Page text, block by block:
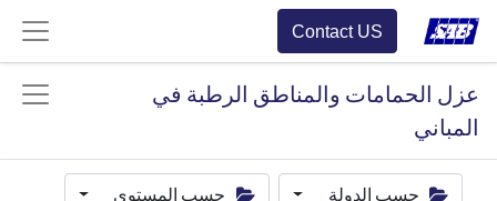
Contact US
عزل الحمامات والمناطق الرطبة في
المباني
حسب الدولة حسب المستوى